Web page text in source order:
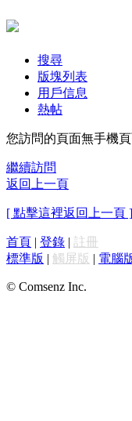
搜尋
版塊列表
用戶信息
熱帖
您訪問的頁面無手機
繼續訪問
返回上一頁
[ 點擊這裡返回上一頁 ]
首頁 | 登錄 | 註冊
標準版 | 觸屏版 | 電腦
© Comsenz Inc.